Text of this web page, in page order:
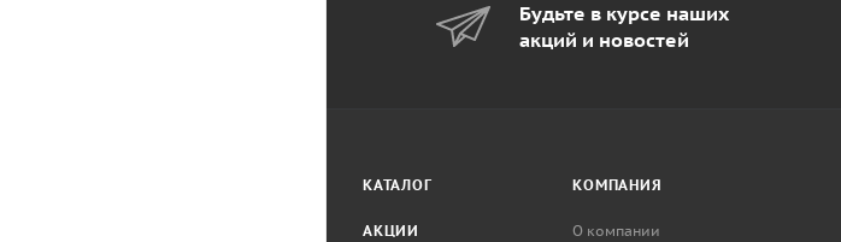
Будьте в курсе наших
акций и новостей
КАТАЛОГ
АКЦИИ
КОМПАНИЯ
О компании